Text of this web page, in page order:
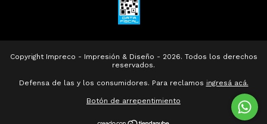
Copyright Impreco - Impresión & Diseño - 2026. Todos los derechos
reservados.
Defensa de las y los consumidores. Para reclamos ingresá acá.
Botón de arrepentimiento